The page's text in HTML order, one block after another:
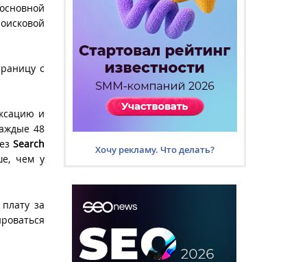
с
и
48
Search
чем у
за
Хочу рекламу. Что делать?